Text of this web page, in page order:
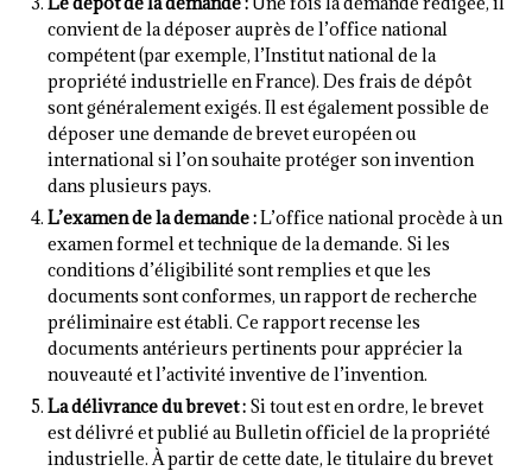
convient de la déposer auprès de l’office national
compétent (par exemple, l’Institut national de la
propriété industrielle en France). Des frais de dépôt
sont généralement exigés. Il est également possible de
déposer une demande de brevet européen ou
international si l’on souhaite protéger son invention
dans plusieurs pays.
L’examen de la demande :L’office national procède à un
examen formel et technique de la demande. Si les
conditions d’éligibilité sont remplies et que les
documents sont conformes, un rapport de recherche
préliminaire est établi. Ce rapport recense les
documents antérieurs pertinents pour apprécier la
nouveauté et l’activité inventive de l’invention.
La délivrance du brevet : Si tout est en ordre, le brevet
est délivré et publié au Bulletin officiel de la propriété
industrielle. À partir de cette date, le titulaire du brevet